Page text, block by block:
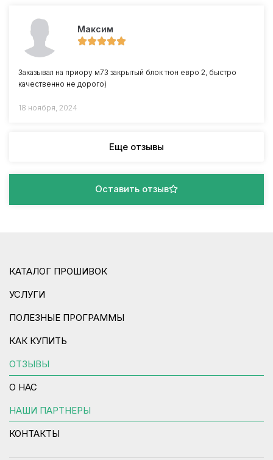
Максим
Заказывал на приору м73 закрытый блок тюн евро 2, быстро
качественно не дорого)
18 ноября, 2024
Еще отзывы
Оставить отзыв
КАТАЛОГ ПРОШИВОК
УСЛУГИ
ПОЛЕЗНЫЕ ПРОГРАММЫ
КАК КУПИТЬ
ОТЗЫВЫ
О НАС
НАШИ ПАРТНЕРЫ
КОНТАКТЫ